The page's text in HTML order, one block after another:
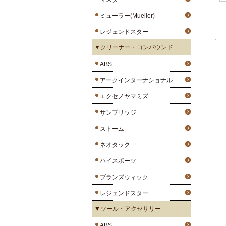
ミューラー(Mueller)
レジェンドスター
▼クリーナー・コンパウンド
ABS
アークインターナショナル
エクセノヤマミズ
サンブリッジ
ストーム
ネオタック
ハイスポーツ
ブランズウィック
レジェンドスター
▼ツール・アクセサリー